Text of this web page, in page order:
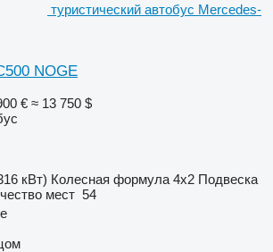
туристический автобус Mercedes-
NOGE
€ ≈ 13 750 $
кВт) Колесная формула 4x2 Подвеска
мест 54